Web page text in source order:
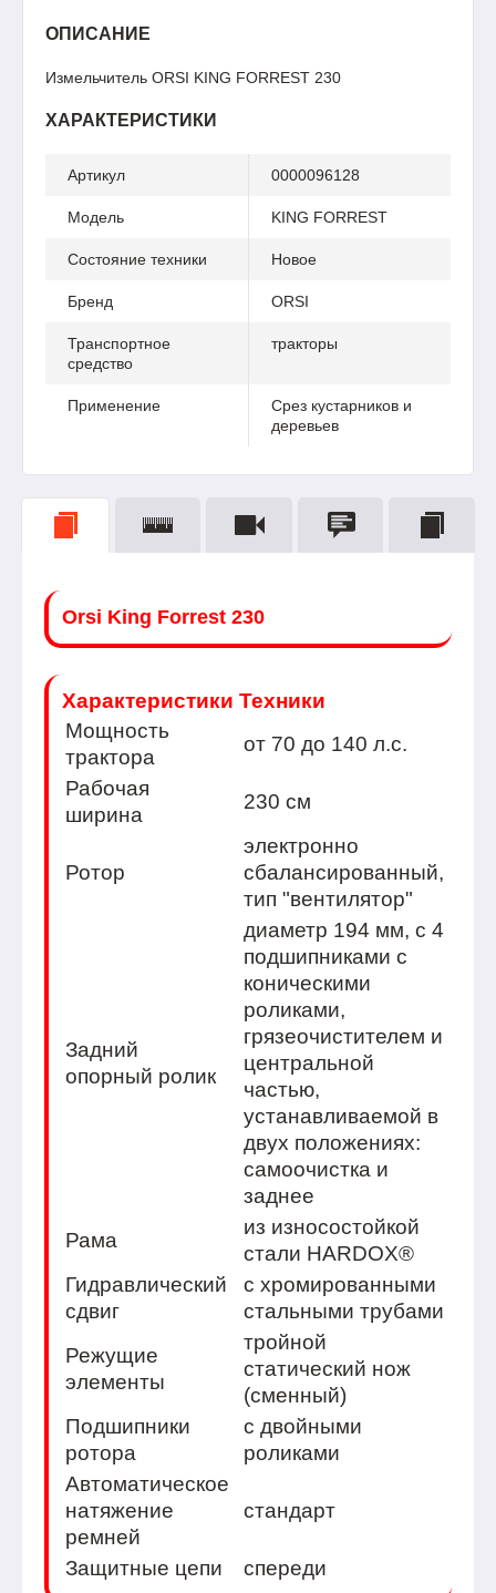
ОПИСАНИЕ
Измельчитель ORSI KING FORREST 230
ХАРАКТЕРИСТИКИ
Артикул 0000096128
Модель KING FORREST
Состояние техники Новое
Бренд ORSI
Транспортное
средство
тракторы
Применение
Срез кустарников и
деревьев
Orsi King Forrest 230
Характеристики Техники
Мощность
тракторa
от 70 до 140 л.с.
Рабочая
ширина
230 см
Ротор
электронно
сбалансированный,
тип "вентилятор"
Задний
опорный ролик
диаметр 194 мм, с 4
подшипниками с
коническими
роликами,
грязеочистителем и
центральной
частью,
устанавливаемой в
двух положениях:
самоочистка и
заднее
Рама
из износостойкой
стали HARDOX®
Гидравлический
сдвиг
с хромированными
стальными трубами
Режущие
элементы
тройной
статический нож
(сменный)
Подшипники
ротора
с двойными
роликами
Автоматическое
натяжение
ремней
стандарт
Защитные цепи спереди